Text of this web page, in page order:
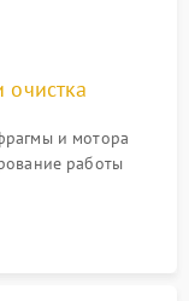
очистка
и мотора
работы
элементов
без